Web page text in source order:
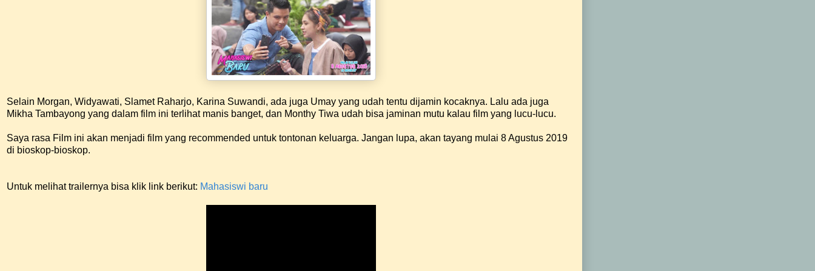
Selain Morgan, Widyawati, Slamet Raharjo, Karina Suwandi, ada juga Umay yang udah tentu dijamin kocaknya. Lalu ada juga
Mikha Tambayong yang dalam film ini terlihat manis banget, dan Monthy Tiwa udah bisa jaminan mutu kalau film yang lucu-lucu.
Saya rasa Film ini akan menjadi film yang recommended untuk tontonan keluarga. Jangan lupa, akan tayang mulai 8 Agustus 2019
di bioskop-bioskop.
Untuk melihat trailernya bisa klik link berikut: Mahasiswi baru